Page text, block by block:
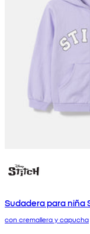
Sudadera para niña
con cremallera y capucha